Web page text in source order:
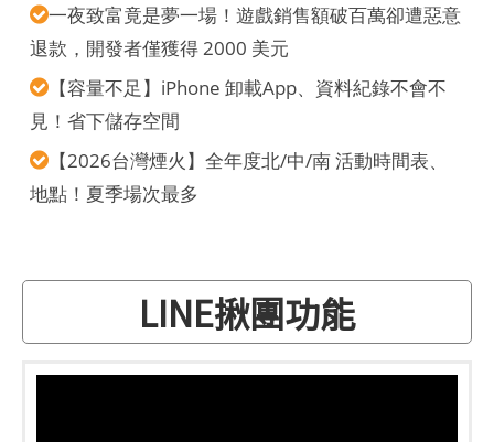
一夜致富竟是夢一場！遊戲銷售額破百萬卻遭惡意
退款，開發者僅獲得 2000 美元
【容量不足】iPhone 卸載App、資料紀錄不會不
見！省下儲存空間
【2026台灣煙火】全年度北/中/南 活動時間表、
地點！夏季場次最多
LINE揪團功能